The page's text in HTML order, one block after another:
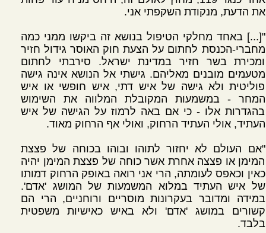
את הדעת, מנקודת השקפתי אני.
"[...] באחד מחלקי הטיפול בנושא זה ביקשו ממני כמה
מחברי-הכנסת לחתום על הצעת חוק האוסר גידול חזיר
ומכירת בשר חזיר במדינת ישראל. סירבתי לחתום
מטעמים מובנים מאליהם. גישתי אל הנושא אינה גישה
פוליטית ולא גישה של איש דתי, איש חופשי או איש
המחר - במשמעות המקובלת המלווה את השימוש
בהגדרות אלו - כי אם באה לרמוז על הגישה של איש
העתיד, אולי העתיד הרחוק, ואולי אף הרחוק מאוד.
"אם העולם לא יחזור לתוהו ובוהו בכוחה של פצצת
המימן או פצצה אחרת אשר כוחה של פצצת המימן יהיה
כאין וכאפס לעומתה, הרי אני רואה באופק הרחוק דמותו
של איש העתיד במלוא המשמעות של המושג 'אדם'.
במידה ומדובר בעקרונות מוסריים ורוחניים, הרי הם
קשורים במושג 'אדם' ולא באיש כאישיות משפטית
בלבד.